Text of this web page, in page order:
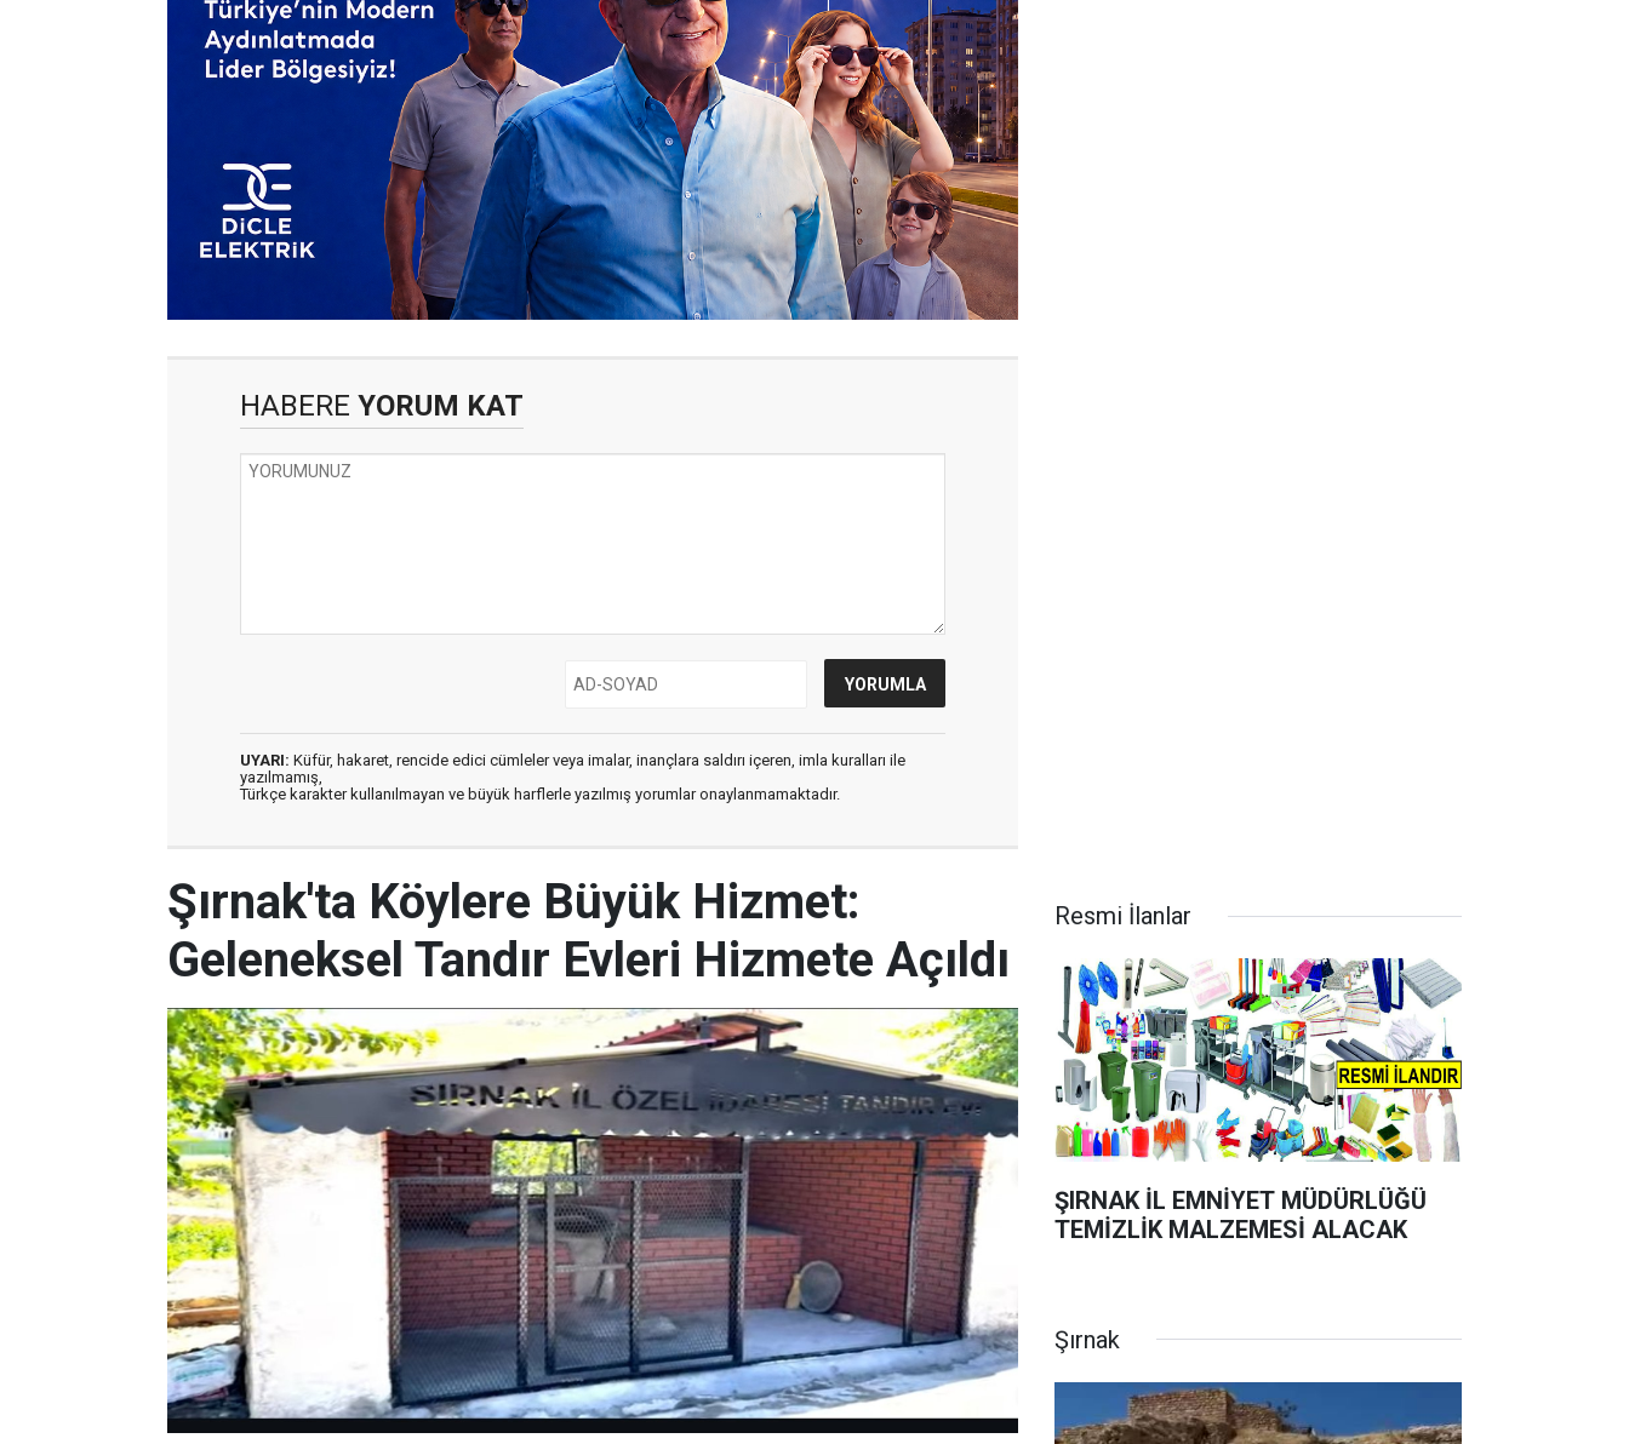
HABERE YORUM KAT
UYARI: Küfür, hakaret, rencide edici cümleler veya imalar, inançlara saldırı içeren, imla kuralları ile
yazılmamış,
Türkçe karakter kullanılmayan ve büyük harflerle yazılmış yorumlar onaylanmamaktadır.
Şırnak'ta Köylere Büyük Hizmet:
Geleneksel Tandır Evleri Hizmete Açıldı
Resmi İlanlar
ŞIRNAK İL EMNİYET MÜDÜRLÜĞÜ
TEMİZLİK MALZEMESİ ALACAK
Şırnak